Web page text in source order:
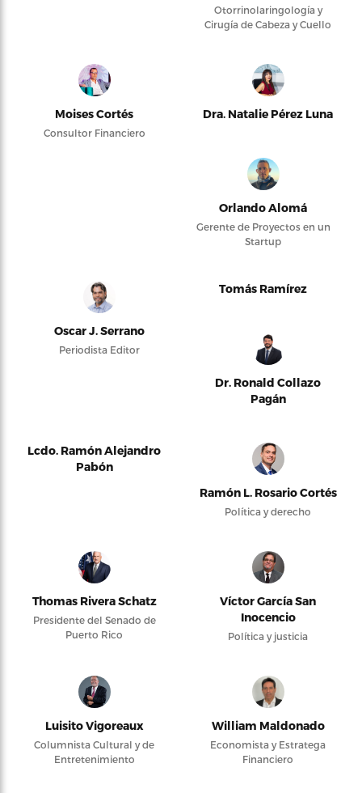
Otorrinolaringología y
Cirugía de Cabeza y Cuello
Moises Cortés
Consultor Financiero
Dra. Natalie Pérez Luna
Orlando Alomá
Gerente de Proyectos en un
Startup
Oscar J. Serrano
Periodista Editor
Tomás Ramírez
Dr. Ronald Collazo
Pagán
Lcdo. Ramón Alejandro
Pabón
Ramón L. Rosario Cortés
Política y derecho
Thomas Rivera Schatz
Presidente del Senado de
Puerto Rico
Víctor García San
Inocencio
Política y justicia
Luisito Vigoreaux
Columnista Cultural y de
Entretenimiento
William Maldonado
Economista y Estratega
Financiero